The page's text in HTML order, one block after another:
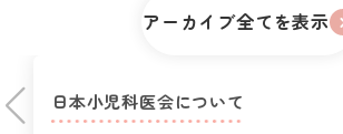
アーカイブ全てを表示
日本小児科医会について